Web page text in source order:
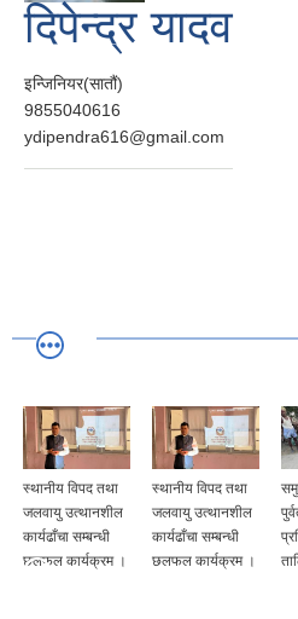
दिपेन्द्र यादव
इन्जिनियर(सातौं)
9855040616
ydipendra616@gmail.com
स्थानीय विपद तथा
जलवायु उत्थानशील
कार्यढाँचा सम्बन्धी
छलफल कार्यक्रम ।
स्थानीय विपद तथा
जलवायु उत्थानशील
कार्यढाँचा सम्बन्धी
छलफल कार्यक्रम ।